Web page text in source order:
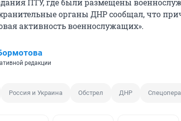
ПТУ, где были размещены
органы ДНР сообщал, что
активность военнослужащих».
редакции
Россия и Украина Обстрел ДНР